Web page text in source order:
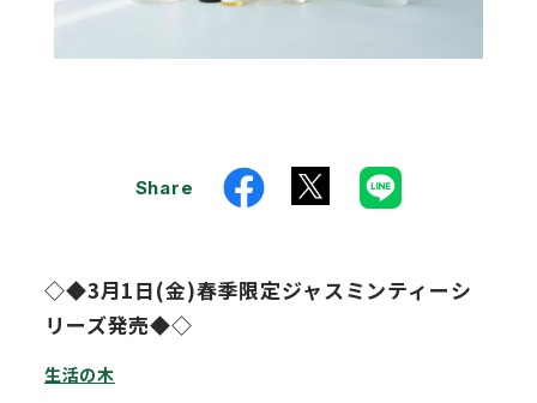
Share
◇◆3月1日(金)春季限定ジャスミンティーシ
リーズ発売◆◇
生活の木